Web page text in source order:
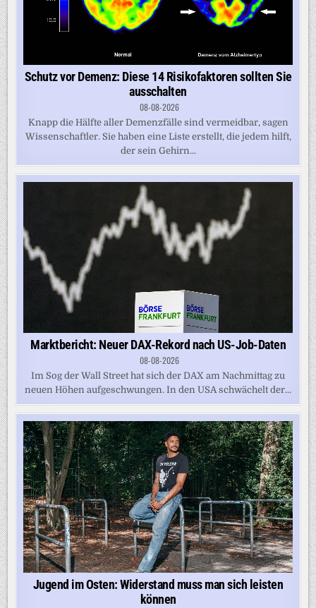
Schutz vor Demenz: Diese 14 Risikofaktoren sollten Sie
ausschalten
08-08-2026
Knapp die Hälfte aller Demenzfälle sind vermeidbar, sagen
Wissenschaftler. Sie haben eine Liste erstellt, die jedem hilft,
der sein Gehirn...
Marktbericht: Neuer DAX-Rekord nach US-Job-Daten
08-08-2026
Im Sog der Wall Street hat sich der DAX am Nachmittag zu
neuen Höhen aufgeschwungen. In den USA schwächelt der...
Jugend im Osten: Widerstand muss man sich leisten
können